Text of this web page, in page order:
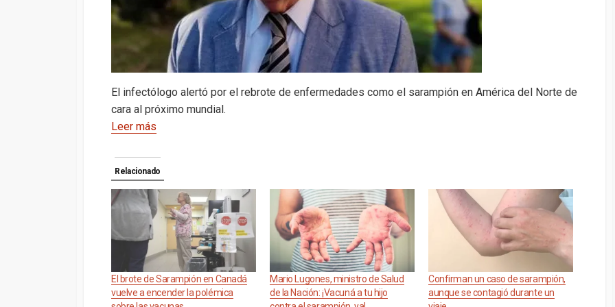
El infectólogo alertó por el rebrote de enfermedades como el sarampión en América del Norte de
cara al próximo mundial.
Leer más
Relacionado
El brote de Sarampión en Canadá
vuelve a encender la polémica
Mario Lugones, ministro de Salud
de la Nación: ¡Vacuná a tu hijo
Confirman un caso de sarampión,
aunque se contagió durante un